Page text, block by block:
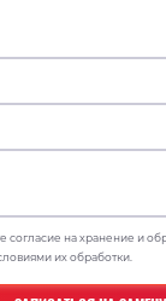
согласие на хранение и
их обработки.